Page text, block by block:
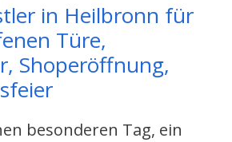
in Heilbronn für
Türe,
Shoperöffnung,
besonderen Tag, ein